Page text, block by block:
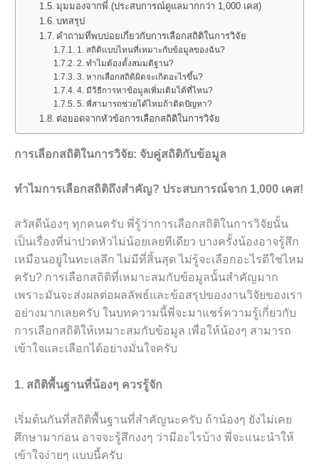
มุมมองจากพี่ (ประสบการณ์ดูแลมากกว่า 1,000 เคส)
บทสรุป
คำถามที่พบบ่อยเกี่ยวกับการเลือกสถิติในการวิจัย
1. สถิติแบบไหนที่เหมาะกับข้อมูลของฉัน?
2. ทำไมต้องตั้งสมมติฐาน?
3. หากเลือกสถิติผิดจะเกิดอะไรขึ้น?
4. มีวิธีการหาข้อมูลเพิ่มเติมได้ที่ไหน?
5. พี่สามารถช่วยได้ไหมถ้าติดปัญหา?
ต่อยอดจากหัวข้อการเลือกสถิติในการวิจัย
การเลือกสถิติในการวิจัย: จับคู่สถิติกับข้อมูล
ทำไมการเลือกสถิติถึงสำคัญ? ประสบการณ์จาก 1,000 เคส!
สวัสดีน้องๆ ทุกคนครับ พี่รู้ว่าการเลือกสถิติในการวิจัยนั้น
เป็นเรื่องที่น่าปวดหัวไม่น้อยเลยทีเดียว บางครั้งน้องอาจรู้สึก
เหมือนอยู่ในทะเลลึก ไม่มีที่สิ้นสุด ไม่รู้จะเลือกอะไรดีใช่ไหม
ครับ? การเลือกสถิติที่เหมาะสมกับข้อมูลนั้นสำคัญมาก
เพราะมันจะส่งผลต่อผลลัพธ์และข้อสรุปของงานวิจัยของเรา
อย่างมากเลยครับ ในบทความนี้พี่จะมาแชร์ความรู้เกี่ยวกับ
การเลือกสถิติให้เหมาะสมกับข้อมูล เพื่อให้น้องๆ สามารถ
เข้าใจและเลือกได้อย่างมั่นใจครับ
1. สถิติพื้นฐานที่น้องๆ ควรรู้จัก
เริ่มต้นกันที่สถิติพื้นฐานที่สำคัญนะครับ ถ้าน้องๆ ยังไม่เคย
ศึกษามาก่อน อาจจะรู้สึกงงๆ ว่ามีอะไรบ้าง พี่จะแนะนำให้
เข้าใจง่ายๆ แบบนี้ครับ